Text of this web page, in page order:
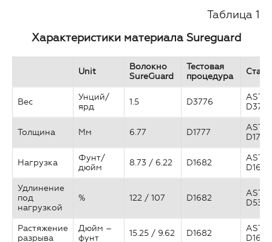
Таблица 1
Характеристики материала Sureguard
Unit
Волокно
SureGuard
Тестовая
процедура
Вес
Унций/
ярд
1.5 D3776
ASTM
D3776
Толщина Мм 6.77 D1777
ASTM
D1777
Нагрузка
Фунт/
дюйм
8.73 / 6.22 D1682
ASTM
D1682
Удлинение
под
нагрузкой
% 122 / 107 D1682
ASTM
Растяжение
разрыва
Дюйм –
фунт
15.25 / 9.62 D1682
ASTM
D1682